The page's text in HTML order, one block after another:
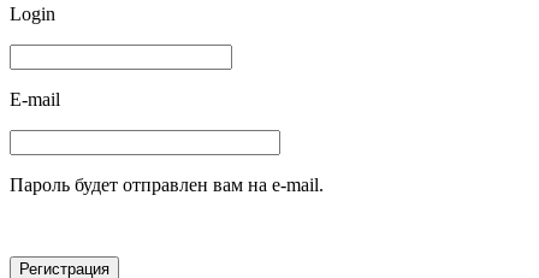
Login
E-mail
Пароль будет отправлен вам на e-mail.